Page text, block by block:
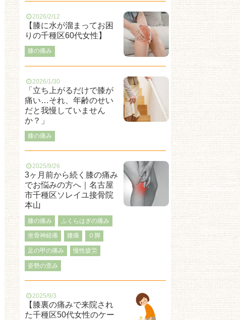
2026/2/12
【膝に水が溜まってお困
りの千種区60代女性】
膝の痛み
2026/1/30
「立ち上がるだけで膝が
痛い…それ、年齢のせい
だと我慢していません
か？」
膝の痛み
2025/9/26
3ヶ月前から続く膝の痛み
でお悩みの方へ｜名古屋
市千種区ソレイユ接骨院
本山
膝の痛み ふくらはぎの痛み
坐骨神経痛 膝痛 Ｏ脚
足の甲の痛み 慢性疲労
姿勢の歪み
2025/9/3
【膝裏の痛みで来院され
た千種区50代女性のケー